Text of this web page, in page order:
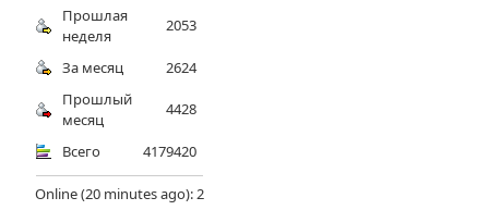
Прошлая
неделя
2053
За месяц
2624
Прошлый
месяц
4428
Всего 4179420
Online (20 minutes ago): 2